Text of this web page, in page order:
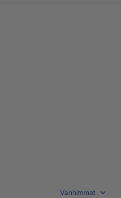
Vanhimmat